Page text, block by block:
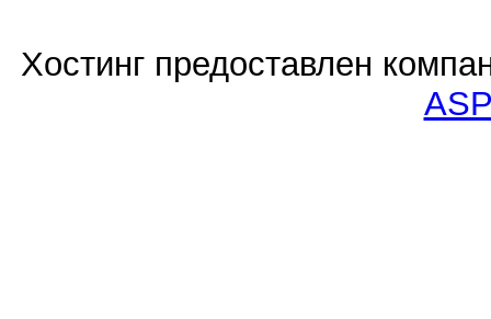
Хостинг предоставлен